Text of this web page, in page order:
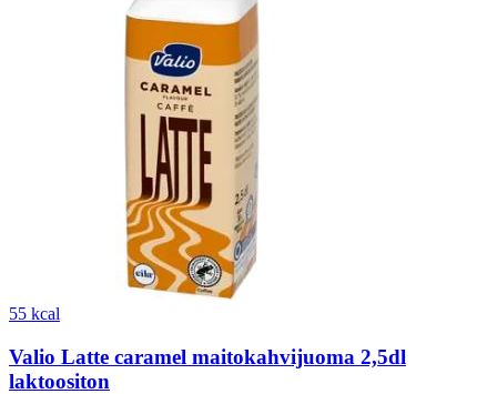
55 kcal
Valio Latte caramel maitokahvijuoma 2,5dl
laktoositon